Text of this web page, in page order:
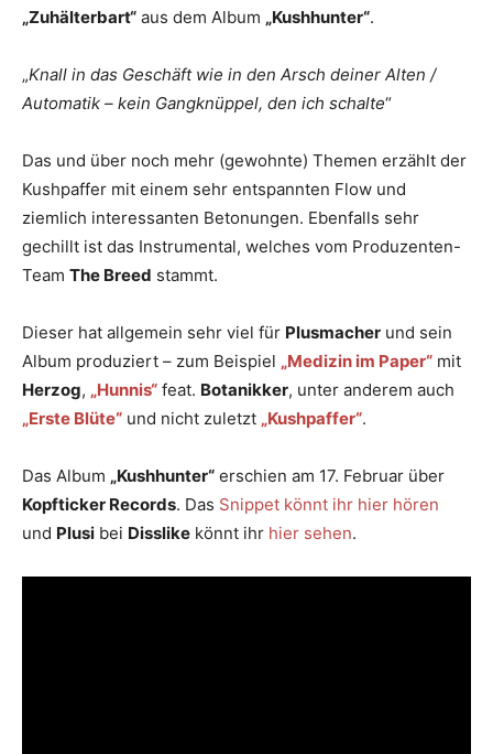
„Zuhälterbart“ aus dem Album „Kushhunter“.
„Knall in das Geschäft wie in den Arsch deiner Alten /
Automatik – kein Gangknüppel, den ich schalte“
Das und über noch mehr (gewohnte) Themen erzählt der
Kushpaffer mit einem sehr entspannten Flow und
ziemlich interessanten Betonungen. Ebenfalls sehr
gechillt ist das Instrumental, welches vom Produzenten-
Team The Breed stammt.
Dieser hat allgemein sehr viel für Plusmacher und sein
Album produziert – zum Beispiel „Medizin im Paper“ mit
Herzog, „Hunnis“ feat. Botanikker, unter anderem auch
„Erste Blüte“ und nicht zuletzt „Kushpaffer“.
Das Album „Kushhunter“ erschien am 17. Februar über
Kopfticker Records. Das Snippet könnt ihr hier hören
und Plusi bei Disslike könnt ihr hier sehen.